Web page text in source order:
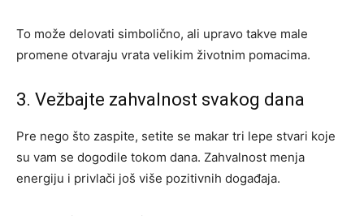
To može delovati simbolično, ali upravo takve male
promene otvaraju vrata velikim životnim pomacima.
3. Vežbajte zahvalnost svakog dana
Pre nego što zaspite, setite se makar tri lepe stvari koje
su vam se dogodile tokom dana. Zahvalnost menja
energiju i privlači još više pozitivnih događaja.